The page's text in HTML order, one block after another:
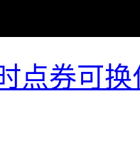
点券可